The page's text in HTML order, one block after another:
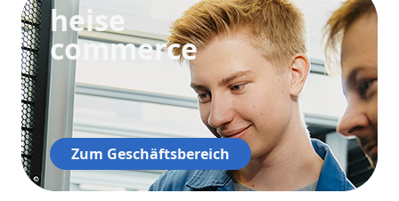
heise
commerce
Zum Geschäftsbereich